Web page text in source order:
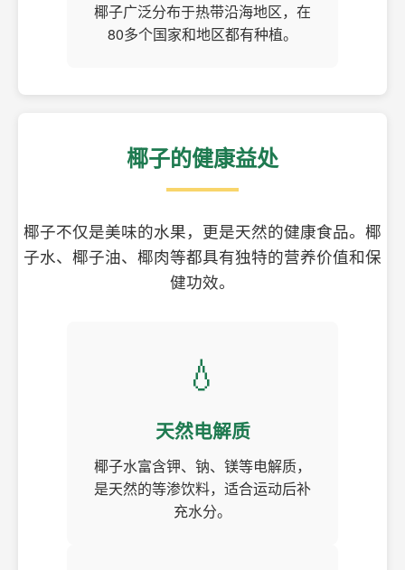
椰子广泛分布于热带沿海地区，在
80多个国家和地区都有种植。
椰子的健康益处
椰子不仅是美味的水果，更是天然的健康食品。椰
子水、椰子油、椰肉等都具有独特的营养价值和保
健功效。
💧
天然电解质
椰子水富含钾、钠、镁等电解质，
是天然的等渗饮料，适合运动后补
充水分。